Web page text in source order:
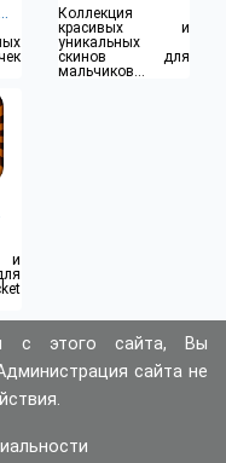
Коллекция
красивых и
уникальных
скинов для
мальчиков и
и
с этого сайта, Вы
сайта не